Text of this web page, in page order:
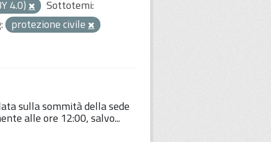
4.0)
Sottotemi:
protezione civile
sulla sommità della sede
alle ore 12:00, salvo...